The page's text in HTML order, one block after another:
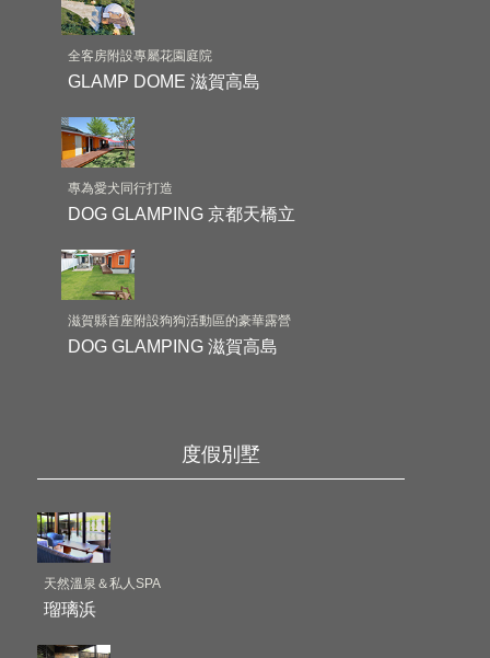
全客房附設專屬花園庭院
GLAMP DOME 滋賀高島
專為愛犬同行打造
DOG GLAMPING 京都天橋立
滋賀縣首座附設狗狗活動區的豪華露營
DOG GLAMPING 滋賀高島
度假別墅
天然溫泉＆私人SPA
瑠璃浜